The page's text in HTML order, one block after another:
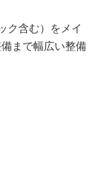
ク含む）をメイ
まで幅広い整備